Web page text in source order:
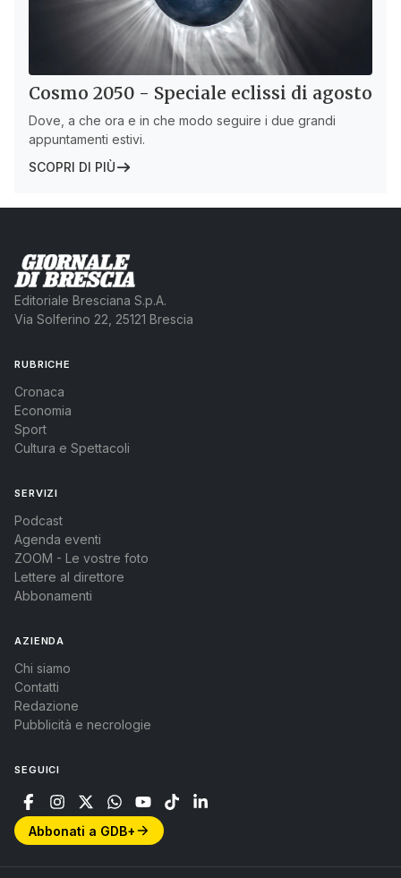
Cosmo 2050 - Speciale eclissi di agosto
Dove, a che ora e in che modo seguire i due grandi
appuntamenti estivi.
SCOPRI DI PIÙ
Editoriale Bresciana S.p.A.
Via Solferino 22, 25121 Brescia
RUBRICHE
Cronaca
Economia
Sport
Cultura e Spettacoli
SERVIZI
Podcast
Agenda eventi
ZOOM - Le vostre foto
Lettere al direttore
Abbonamenti
AZIENDA
Chi siamo
Contatti
Redazione
Pubblicità e necrologie
SEGUICI
Abbonati a GDB+